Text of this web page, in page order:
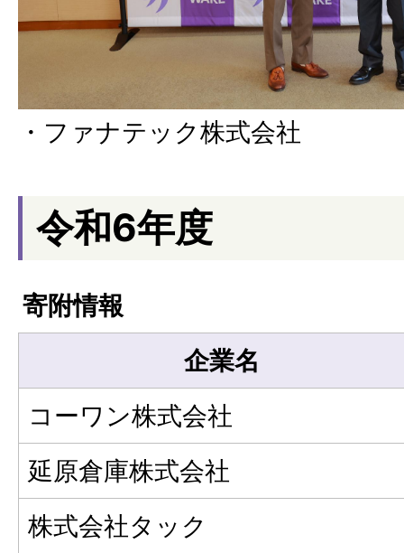
・ファナテック株式会社
令和6年度
寄附情報
企業名
コーワン株式会社
延原倉庫株式会社
株式会社タック